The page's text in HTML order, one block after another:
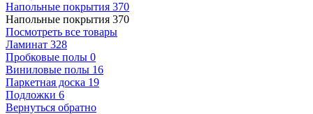
Напольные покрытия 370
Напольные покрытия 370
Посмотреть все товары
Ламинат 328
Пробковые полы 0
Виниловые полы 16
Паркетная доска 19
Подложки 6
Вернуться обратно